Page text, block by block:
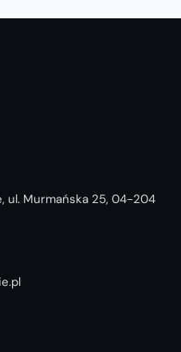
ul. Murmańska 25, 04-204